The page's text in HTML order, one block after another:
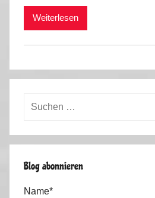
Weiterlesen
Suchen
Blog abonnieren
Name*